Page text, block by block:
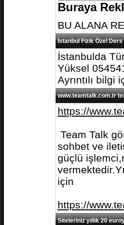
Buraya
BU ALANA
İstanbul Fizik Özel Ders
İstanbulda
Yüksel
Ayrıntılı
www.teamtalk.com.tr
https://
Team Talk
sohbet ve
güçlü
için
https://
Siteleriniz yıllık 20